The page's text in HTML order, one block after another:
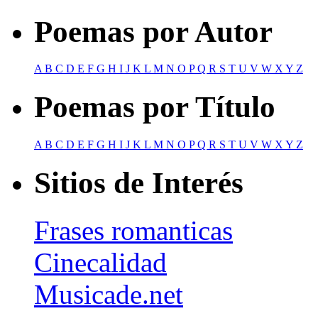
Poemas por Autor
AB C D E F G H I J K L M N O PQ R S T U V W XY Z
Poemas por Título
A B C D E F G H I J K L M N O PQ R S T U V W X Y Z
Sitios de Interés
Frases romanticas
Cinecalidad
Musicade.net